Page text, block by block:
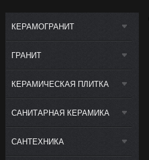
КЕРАМОГРАНИТ
ГРАНИТ
КЕРАМИЧЕСКАЯ ПЛИТКА
САНИТАРНАЯ КЕРАМИКА
САНТЕХНИКА